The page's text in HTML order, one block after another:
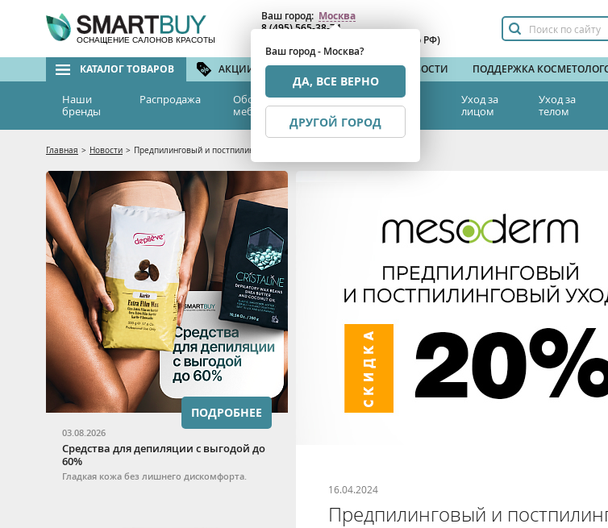
ОСНАЩЕНИЕ САЛОНОВ КРАСОТЫ
Ваш город: Москва
Ваш город - Москва?
ДА, ВСЕ ВЕРНО
ДРУГОЙ ГОРОД
8 (495) 565-38-74
(бесплатный по РФ)
КАТАЛОГ ТОВАРОВ АКЦИИ И СКИДКИ БРЕНДЫ НОВОСТИ ПОДДЕРЖКА
Наши
бренды
Распродажа
Оборудование и
мебель
Эстетическая
медицина
Уход за
лицом
Уход за
телом
Главная > Новости > Предпилинговый и постпилинговый уход MESODERM со скидкой 20%
03.08.2026
Средства для депиляции с выгодой до
60%
Гладкая кожа без лишнего дискомфорта.
ПОДРОБНЕЕ
16.04.2024
Предпилинговый и